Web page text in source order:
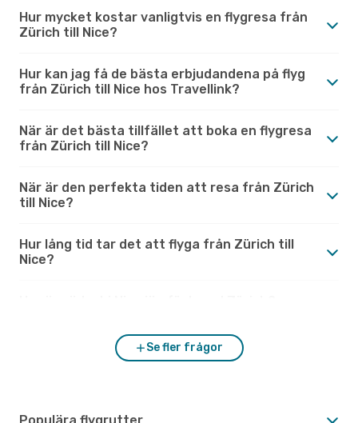
Hur mycket kostar vanligtvis en flygresa från
Zürich till Nice?
Hur kan jag få de bästa erbjudandena på flyg
från Zürich till Nice hos Travellink?
När är det bästa tillfället att boka en flygresa
från Zürich till Nice?
När är den perfekta tiden att resa från Zürich
till Nice?
Hur lång tid tar det att flyga från Zürich till
Nice?
Se fler frågor